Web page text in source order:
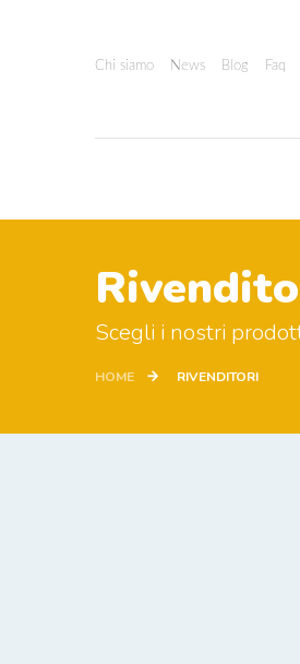
Chi siamo News Blog Faq
Scegli i nostri
HOME RIVENDITORI